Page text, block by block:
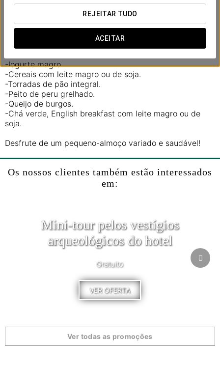
REJEITAR TUDO
ACEITAR
uma grande variedade de produtos saudáveis, perfeitos
para desfrutar no conforto do seu quarto.
-Sumo de laranja natural.
-Iogurte magro.
-Cereais com leite magro ou de soja.
-Torradas de pão integral.
-Peito de peru grelhado.
-Queijo de burgos.
-Chá verde, English breakfast com leite magro ou de
soja.
Desfrute de um pequeno-almoço variado e saudável!
Os nossos clientes também estão interessados
em:
Mini-tour pelos vestígios
arqueológicos do hotel
Gratuito
VER OFERTA
Ver todas as promoções